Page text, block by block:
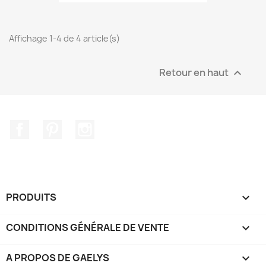
Affichage 1-4 de 4 article(s)
Retour en haut 
PRODUITS 
CONDITIONS GÉNÉRALE DE VENTE 
A PROPOS DE GAELYS 